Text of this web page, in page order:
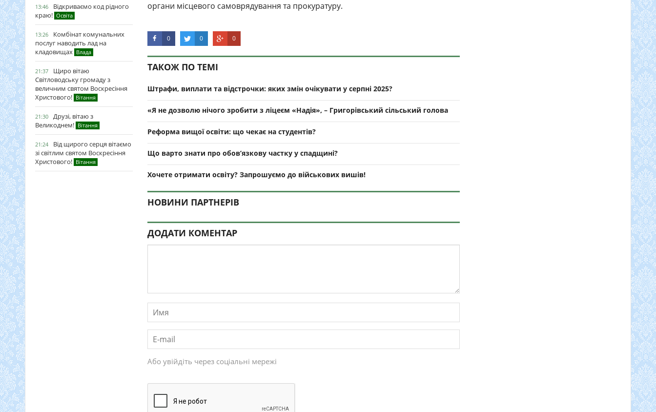
13:46
Відкриваємо код рідного
краю! Освіта
13:26
Комбінат комунальних
послуг наводить лад на
кладовищах Влада
21:37
Щиро вітаю
Світловодську громаду з
величним святом Воскресіння
Христового! Вітання
21:30
Друзі, вітаю з
Великоднем! Вітання
21:24
Від щирого серця вітаємо
зі світлим святом Воскресіння
Христового! Вітання
органи місцевого самоврядування та прокуратуру.
0 0 0
ТАКОЖ ПО ТЕМІ
Штрафи, виплати та відстрочки: яких змін очікувати у серпні 2025?
«Я не дозволю нічого зробити з ліцеєм «Надія», – Григорівський сільський голова
Реформа вищої освіти: що чекає на студентів?
Що варто знати про обов’язкову частку у спадщині?
Хочете отримати освіту? Запрошуємо до військових вишів!
НОВИНИ ПАРТНЕРІВ
ДОДАТИ КОМЕНТАР
Або увійдіть через соціальні мережі